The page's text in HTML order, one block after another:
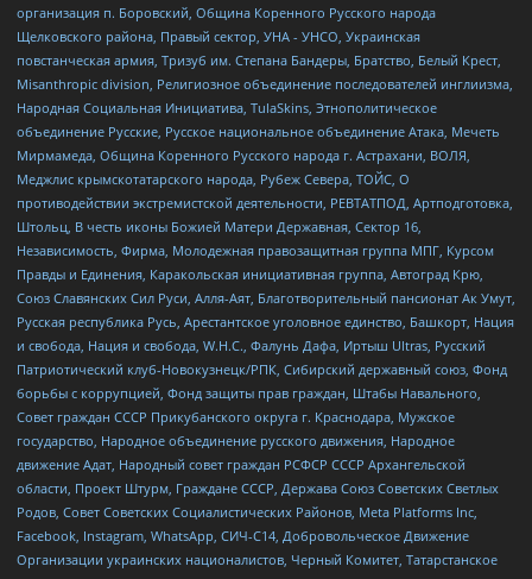
организация п. Боровский, Община Коренного Русского народа
Щелковского района, Правый сектор, УНА - УНСО, Украинская
повстанческая армия, Тризуб им. Степана Бандеры, Братство, Белый Крест,
Misanthropic division, Религиозное объединение последователей инглиизма,
Народная Социальная Инициатива, TulaSkins, Этнополитическое
объединение Русские, Русское национальное объединение Атака, Мечеть
Мирмамеда, Община Коренного Русского народа г. Астрахани, ВОЛЯ,
Меджлис крымскотатарского народа, Рубеж Севера, ТОЙС, О
противодействии экстремистской деятельности, РЕВТАТПОД, Артподготовка,
Штольц, В честь иконы Божией Матери Державная, Сектор 16,
Независимость, Фирма, Молодежная правозащитная группа МПГ, Курсом
Правды и Единения, Каракольская инициативная группа, Автоград Крю,
Союз Славянских Сил Руси, Алля-Аят, Благотворительный пансионат Ак Умут,
Русская республика Русь, Арестантское уголовное единство, Башкорт, Нация
и свобода, Нация и свобода, W.H.С., Фалунь Дафа, Иртыш Ultras, Русский
Патриотический клуб-Новокузнецк/РПК, Сибирский державный союз, Фонд
борьбы с коррупцией, Фонд защиты прав граждан, Штабы Навального,
Совет граждан СССР Прикубанского округа г. Краснодара, Мужское
государство, Народное объединение русского движения, Народное
движение Адат, Народный совет граждан РСФСР СССР Архангельской
области, Проект Штурм, Граждане СССР, Держава Союз Советских Светлых
Родов, Совет Советских Социалистических Районов, Meta Platforms Inc,
Facebook, Instagram, WhatsApp, СИЧ-С14, Добровольческое Движение
Организации украинских националистов, Черный Комитет, Татарстанское